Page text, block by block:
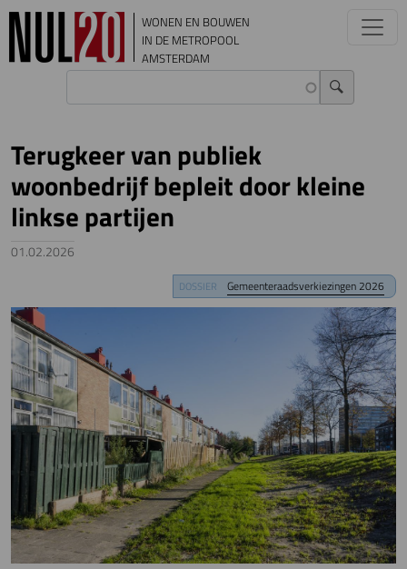
Overslaan en naar de inhoud gaan
WONEN EN BOUWEN
IN DE METROPOOL
AMSTERDAM
Terugkeer van publiek
woonbedrijf bepleit door kleine
linkse partijen
01.02.2026
DOSSIER Gemeenteraadsverkiezingen 2026